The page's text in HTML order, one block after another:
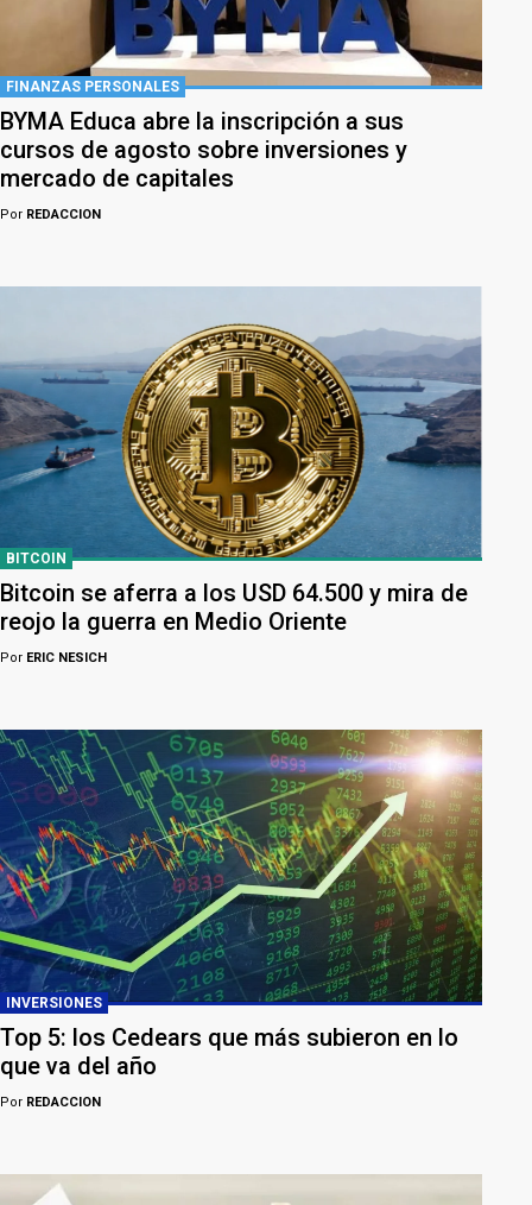
FINANZAS PERSONALES
BYMA Educa abre la inscripción a sus
cursos de agosto sobre inversiones y
mercado de capitales
Por REDACCION
BITCOIN
Bitcoin se aferra a los USD 64.500 y mira de
reojo la guerra en Medio Oriente
Por ERIC NESICH
INVERSIONES
Top 5: los Cedears que más subieron en lo
que va del año
Por REDACCION